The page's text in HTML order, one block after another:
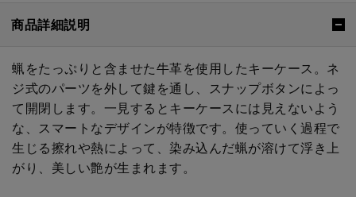
商品詳細説明
蝋をたっぷりと含ませた牛革を使用したキーケース。ネ
ジ式のパーツを外して鍵を通し、スナップボタンによっ
て開閉します。一見するとキーケースには見えないよう
な、スマートなデザインが特徴です。使っていく過程で
生じる擦れや熱によって、染み込んだ蝋が溶けて浮き上
がり、美しい艶が生まれます。